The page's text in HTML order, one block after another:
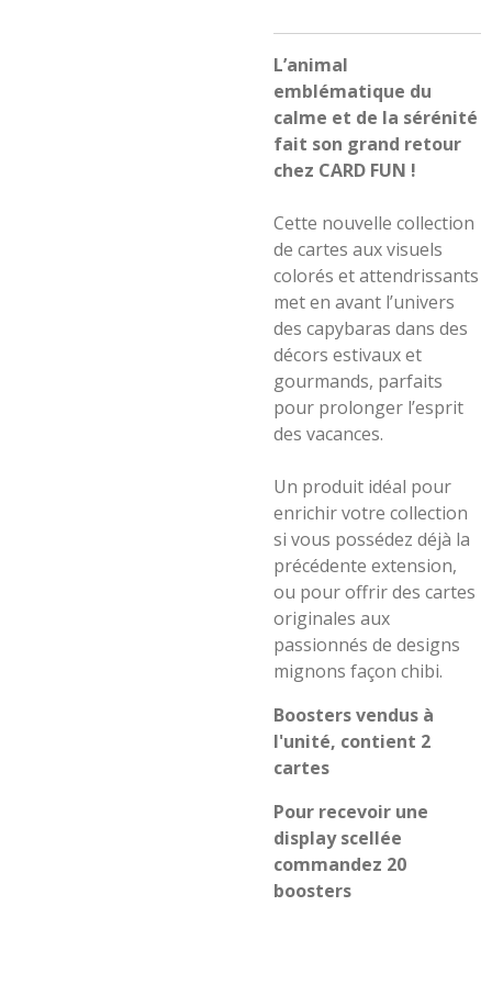
L’animal
emblématique du
calme et de la sérénité
fait son grand retour
chez CARD FUN !
Cette nouvelle collection
de cartes aux visuels
colorés et attendrissants
met en avant l’univers
des capybaras dans des
décors estivaux et
gourmands, parfaits
pour prolonger l’esprit
des vacances.
Un produit idéal pour
enrichir votre collection
si vous possédez déjà la
précédente extension,
ou pour offrir des cartes
originales aux
passionnés de designs
mignons façon chibi.
Boosters vendus à
l'unité, contient 2
cartes
Pour recevoir une
display scellée
commandez 20
boosters